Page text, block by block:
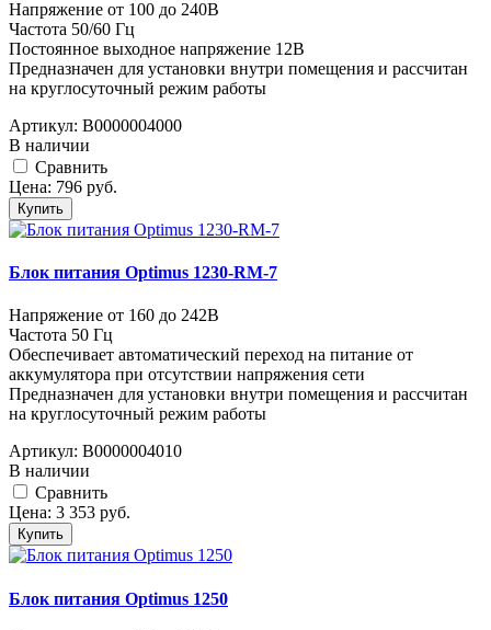
Напряжение от 100 до 240В
Частота 50/60 Гц
Постоянное выходное напряжение 12В
Предназначен для установки внутри помещения и рассчитан
на круглосуточный режим работы
Артикул: В0000004000
В наличии
Cравнить
Цена: 796 руб.
Купить
Блок питания Optimus 1230-RM-7
Напряжение от 160 до 242В
Частота 50 Гц
Обеспечивает автоматический переход на питание от
аккумулятора при отсутствии напряжения сети
Предназначен для установки внутри помещения и рассчитан
на круглосуточный режим работы
Артикул: В0000004010
В наличии
Cравнить
Цена: 3 353 руб.
Купить
Блок питания Optimus 1250